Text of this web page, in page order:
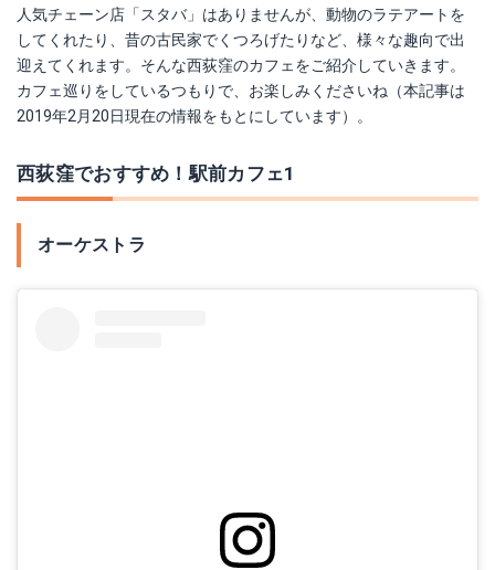
人気チェーン店「スタバ」はありませんが、動物のラテアートを
してくれたり、昔の古民家でくつろげたりなど、様々な趣向で出
迎えてくれます。そんな西荻窪のカフェをご紹介していきます。
カフェ巡りをしているつもりで、お楽しみくださいね（本記事は
2019年2月20日現在の情報をもとにしています）。
西荻窪でおすすめ！駅前カフェ1
オーケストラ